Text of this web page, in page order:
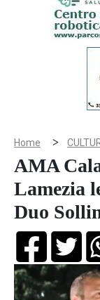
Home >
AMA
Lamezia
Duo